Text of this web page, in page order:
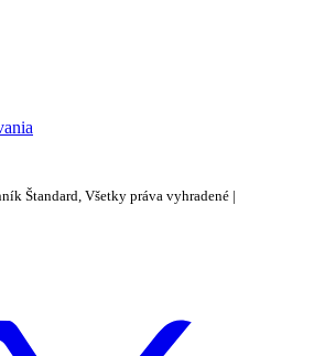
Štandard, Všetky práva vyhradené |